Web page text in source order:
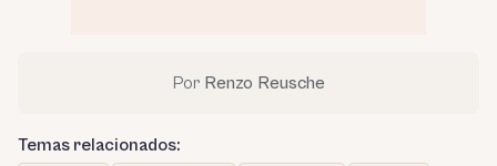
Por Renzo Reusche
Temas relacionados: